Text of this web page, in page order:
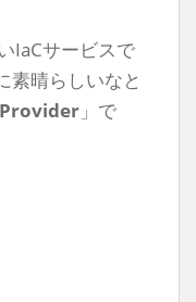
IaCサービスで
素晴らしいなと
」で